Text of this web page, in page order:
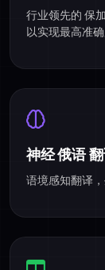
行业领先的 保
以实现最高准确
神经 俄语
语境感知翻译